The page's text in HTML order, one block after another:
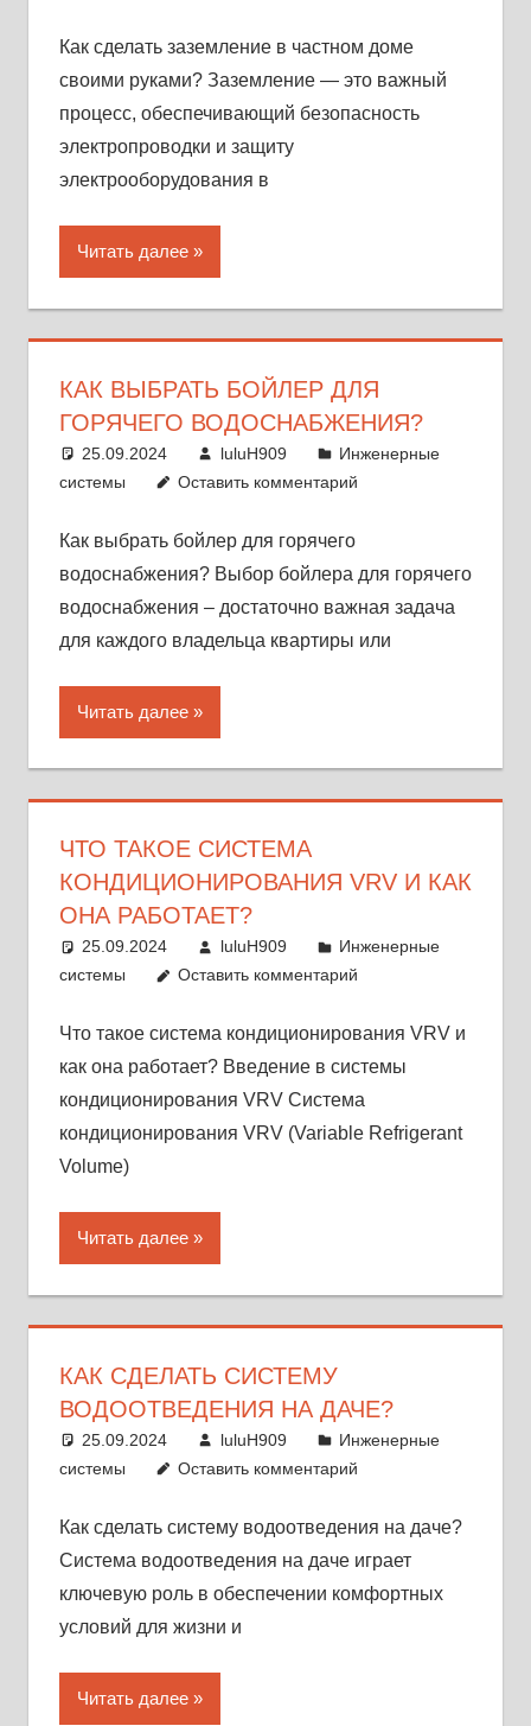
Как сделать заземление в частном доме
своими руками? Заземление — это важный
процесс, обеспечивающий безопасность
электропроводки и защиту
электрооборудования в
Читать далее
КАК ВЫБРАТЬ БОЙЛЕР ДЛЯ
ГОРЯЧЕГО ВОДОСНАБЖЕНИЯ?
25.09.2024 luluH909
Инженерные
системы
Оставить комментарий
Как выбрать бойлер для горячего
водоснабжения? Выбор бойлера для горячего
водоснабжения – достаточно важная задача
для каждого владельца квартиры или
Читать далее
ЧТО ТАКОЕ СИСТЕМА
КОНДИЦИОНИРОВАНИЯ VRV И КАК
ОНА РАБОТАЕТ?
25.09.2024 luluH909
Инженерные
системы
Оставить комментарий
Что такое система кондиционирования VRV и
как она работает? Введение в системы
кондиционирования VRV Система
кондиционирования VRV (Variable Refrigerant
Volume)
Читать далее
КАК СДЕЛАТЬ СИСТЕМУ
ВОДООТВЕДЕНИЯ НА ДАЧЕ?
25.09.2024 luluH909
Инженерные
системы
Оставить комментарий
Как сделать систему водоотведения на даче?
Система водоотведения на даче играет
ключевую роль в обеспечении комфортных
условий для жизни и
Читать далее